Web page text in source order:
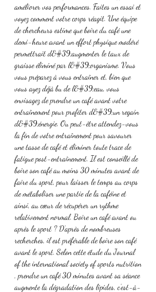
améliorer vos performances. Faites un essai et
voyez comment votre corps réagit. Une équipe
de chercheurs estime que boire du café une
demi-heure avant un effort physique modéré
permettrait d&#39;augmenter le taux de
graisse éliminé par l&#39;organisme. Vous
vous préparez à vous entraîner et, bien que
vous ayez déjà bu de l&#39;eau, vous
envisagez de prendre un café avant votre
entraînement pour profiter d&#39;un regain
d&#39;énergie. Ou peut-être attendez-vous
la fin de votre entraînement pour savourer
une tasse de café et éliminer toute trace de
fatigue post-entraînement. Il est conseillé de
boire son café au moins 30 minutes avant de
faire du sport, pour laisser le temps au corps
de métaboliser une partie de la caféine et
ainsi, au cœur de récupérer un rythme
relativement normal. Boire un café avant ou
après le sport ? D’après de nombreuses
recherches, il est préférable de boire son café
avant le sport. Selon cette étude du Journal
of the international society of sports nutrition
, prendre un café 30 minutes avant sa séance
augmente la dégradation des lipides, c’est-à-